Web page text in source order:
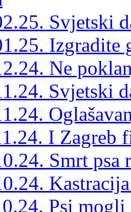
Svjetski
Izgradite
Ne
Svjetski
I Zagreb
Smrt psa
Psi